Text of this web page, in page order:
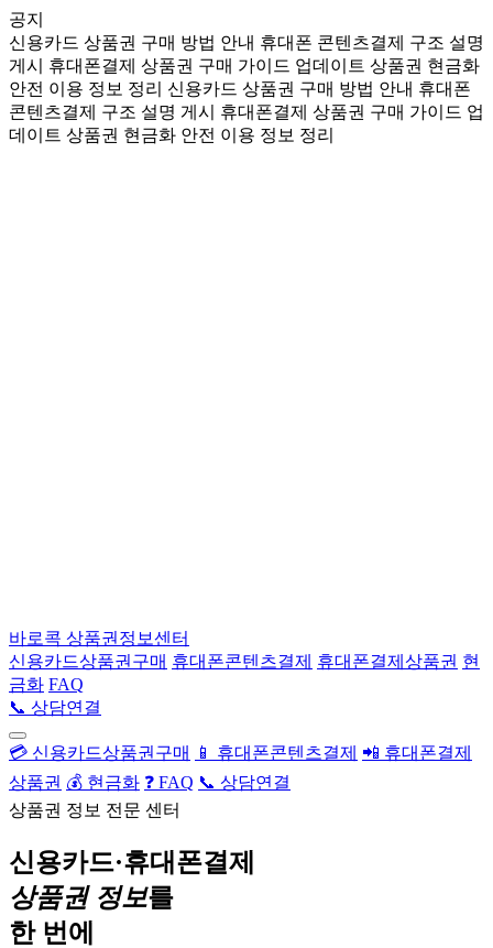
공지
신용카드 상품권 구매 방법 안내 휴대폰 콘텐츠결제 구조 설명
게시
휴대폰결제 상품권 구매 가이드 업데이트 상품권 현금화
안전 이용 정보 정리 신용카드 상품권 구매 방법 안내 휴대폰
콘텐츠결제 구조 설명 게시
휴대폰결제 상품권 구매 가이드 업
데이트 상품권 현금화 안전 이용 정보 정리
바로콕 상품권정보센터
신용카드상품권구매 휴대폰콘텐츠결제 휴대폰결제상품권 현
금화 FAQ
📞 상담연결
💳 신용카드상품권구매 📱 휴대폰콘텐츠결제 📲 휴대폰결제
상품권 💰 현금화 ❓ FAQ 📞 상담연결
상품권 정보 전문 센터
신용카드·휴대폰결제
상품권 정보를
한 번에